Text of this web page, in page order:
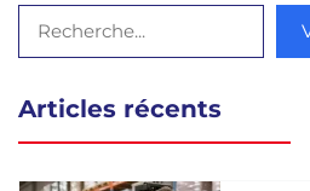
Articles récents